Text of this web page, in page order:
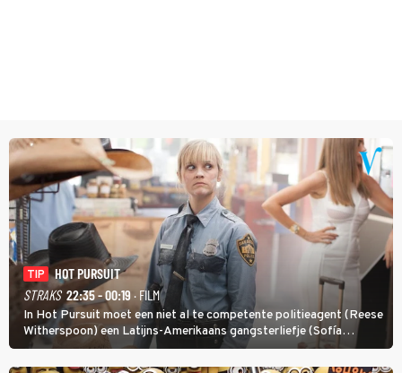
TIP
HOT PURSUIT
STRAKS 22:35 - 00:19 · FILM
In Hot Pursuit moet een niet al te competente politieagent (Reese
Witherspoon) een Latijns-Amerikaans gangsterliefje (Sofía
Vergara) beschermen tegen corrupte agenten en moordlustige
maffiatypes.